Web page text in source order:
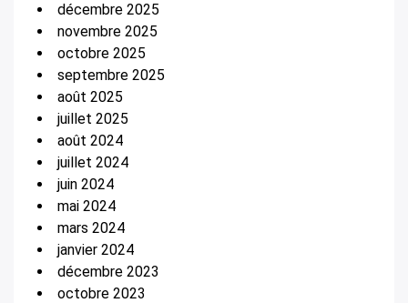
décembre 2025
novembre 2025
octobre 2025
septembre 2025
août 2025
juillet 2025
août 2024
juillet 2024
juin 2024
mai 2024
mars 2024
janvier 2024
décembre 2023
octobre 2023